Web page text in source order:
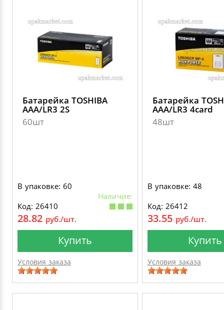
Батарейка TOSHIBA
AAA/LR3 2S
60шт
В упаковке: 60
Наличие:
Код: 26410
28.82 руб./шт.
Купить
Условия заказа
Батарейка
AAA/LR3 4card
48шт
В упаковке: 48
Код: 26412
33.55 руб./шт.
Купить
Условия заказа